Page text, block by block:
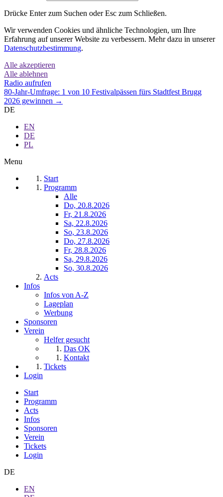
Drücke Enter zum Suchen oder Esc zum Schließen.
Wir verwenden Cookies und ähnliche Technologien, um Ihre
Erfahrung auf unserer Website zu verbessern. Mehr dazu in unserer
Datenschutzbestimmung.
Alle akzeptieren
Alle ablehnen
Radio aufrufen
80-Jahr-Umfrage: 1 von 10 Festivalpässen fürs Stadtfest Brugg
2026 gewinnen →
DE
EN
DE
PL
Menu
Start
Programm
Alle
Do, 20.8.2026
Fr, 21.8.2026
Sa, 22.8.2026
So, 23.8.2026
Do, 27.8.2026
Fr, 28.8.2026
Sa, 29.8.2026
So, 30.8.2026
Acts
Infos
Infos von A-Z
Lageplan
Werbung
Sponsoren
Verein
Helfer gesucht
Das OK
Kontakt
Tickets
Login
Start
Programm
Acts
Infos
Sponsoren
Verein
Tickets
Login
DE
EN